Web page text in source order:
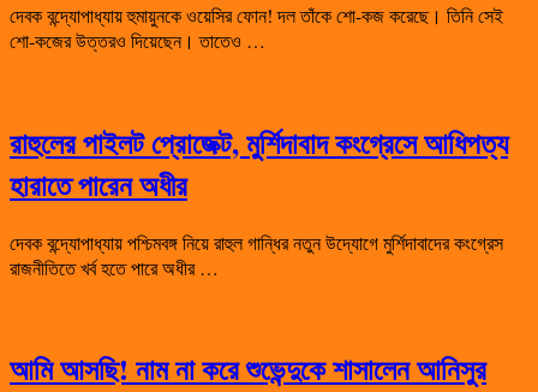
দেবক বন্দ্যোপাধ্যায় হুমায়ুনকে ওয়েসির ফোন! দল তাঁকে শো-কজ করেছে। তিনি সেই
শো-কজের উত্তরও দিয়েছেন। তাতেও …
রাহুলের পাইলট প্রোজেক্ট, মুর্শিদাবাদ কংগ্রেসে আধিপত্য
হারাতে পারেন অধীর
দেবক বন্দ্যোপাধ্যায় পশ্চিমবঙ্গ নিয়ে রাহুল গান্ধির নতুন উদ্যোগে মুর্শিদাবাদের কংগ্রেস
রাজনীতিতে খর্ব হতে পারে অধীর …
আমি আসছি! নাম না করে শুভেন্দুকে শাসালেন আনিসুর